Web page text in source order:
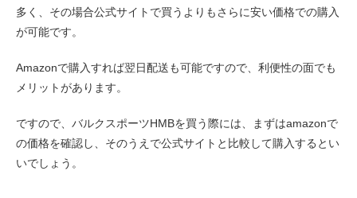
多く、その場合公式サイトで買うよりもさらに安い価格での購入
が可能です。
Amazonで購入すれば翌日配送も可能ですので、利便性の面でも
メリットがあります。
ですので、バルクスポーツHMBを買う際には、まずはamazonで
の価格を確認し、そのうえで公式サイトと比較して購入するとい
いでしょう。